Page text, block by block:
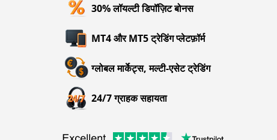
30% लॉयल्टी डिपॉज़िट बोनस
MT4 और MT5 ट्रेडिंग प्लेटफ़ॉर्म
ग्लोबल मार्केट्स, मल्टी-एसेट ट्रेडिंग
24/7 ग्राहक सहायता